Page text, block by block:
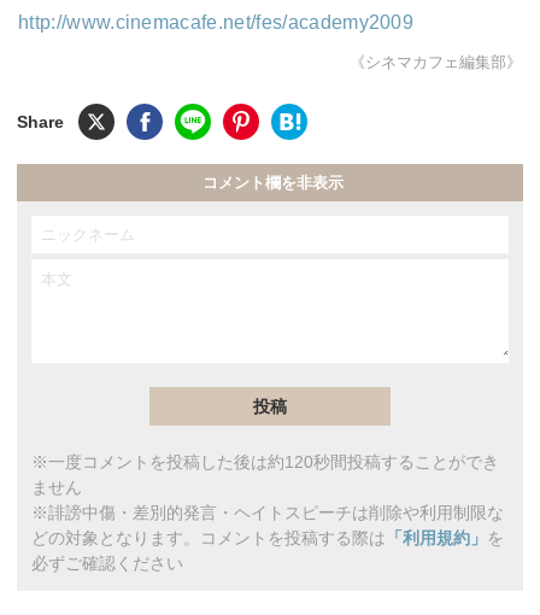
http://www.cinemacafe.net/fes/academy2009
《シネマカフェ編集部》
コメント欄を非表示
※一度コメントを投稿した後は約120秒間投稿することができ
ません
※誹謗中傷・差別的発言・ヘイトスピーチは削除や利用制限な
どの対象となります。コメントを投稿する際は 「利用規約」 を
必ずご確認ください